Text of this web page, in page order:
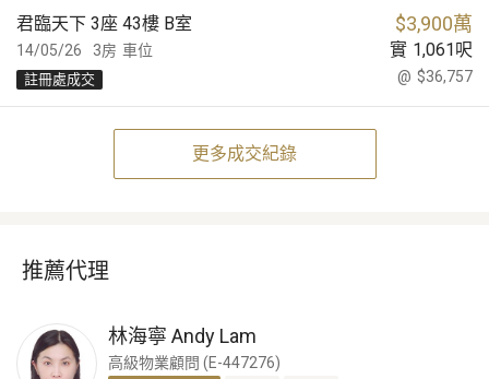
14/05/26
君臨天下 3座 43樓 B室 $3,900萬
車位 實 1,061 呎
3房
@ $36,757
註冊處成交
更多成交紀錄
推薦代理
林海寧 Andy Lam
高級物業顧問 (E-447276)